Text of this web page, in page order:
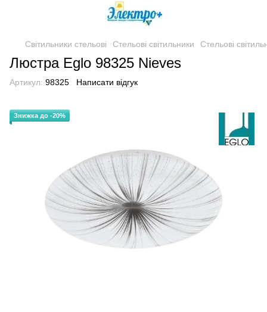
Світильники стельові Стельові світильники Стельові
Люстра Eglo 98325 Nieves
Артикул: 98325 Написати відгук
Знижка до -20%